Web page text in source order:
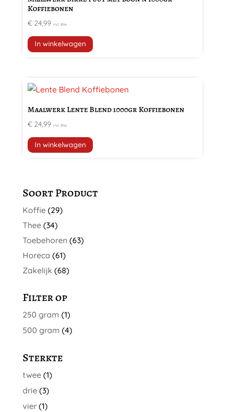
Koffiebonen
€24,99 incl. Btw
In winkelwagen
Maalwerk Lente Blend 1000gr Koffiebonen
€24,99 incl. Btw
In winkelwagen
Soort Product
Koffie (29)
Thee (34)
Toebehoren (63)
Horeca (61)
Zakelijk (68)
Filter op
250 gram (1)
500 gram (4)
Sterkte
twee (1)
drie (3)
vier (1)